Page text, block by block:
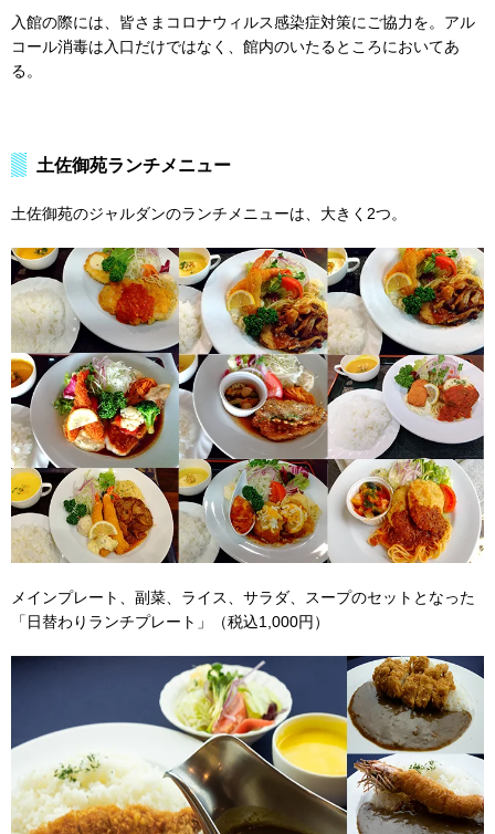
入館の際には、皆さまコロナウィルス感染症対策にご協力を。アル
コール消毒は入口だけではなく、館内のいたるところにおいてあ
る。
土佐御苑ランチメニュー
土佐御苑のジャルダンのランチメニューは、大きく2つ。
メインプレート、副菜、ライス、サラダ、スープのセットとなった
「日替わりランチプレート」（税込1,000円）